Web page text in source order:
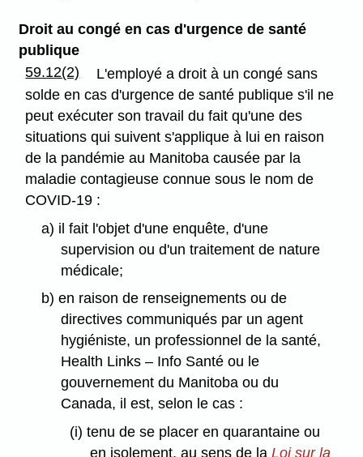
Droit au congé en cas d'urgence de santé
publique
59.12(2)
L'employé a droit à un congé sans
solde en cas d'urgence de santé publique s'il ne
peut exécuter son travail du fait qu'une des
situations qui suivent s'applique à lui en raison
de la pandémie au Manitoba causée par la
maladie contagieuse connue sous le nom de
COVID-19 :
a) il fait l'objet d'une enquête, d'une
supervision ou d'un traitement de nature
médicale;
b) en raison de renseignements ou de
directives communiqués par un agent
hygiéniste, un professionnel de la santé,
Health Links – Info Santé ou le
gouvernement du Manitoba ou du
Canada, il est, selon le cas :
(i) tenu de se placer en quarantaine ou
en isolement, au sens de la Loi sur la